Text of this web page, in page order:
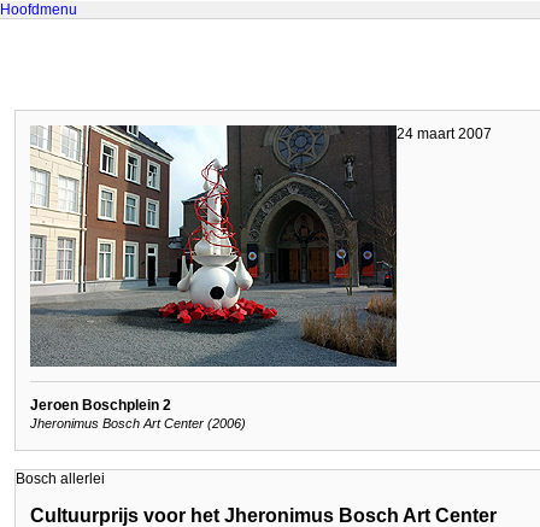
Hoofdmenu
24 maart 2007
Jeroen Boschplein 2
Jheronimus Bosch Art Center (2006)
Bosch allerlei
Cultuurprijs voor het Jheronimus Bosch Art Center